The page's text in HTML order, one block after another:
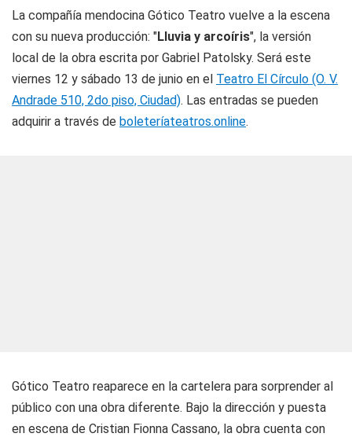
La compañía mendocina Gótico Teatro vuelve a la escena
con su nueva producción: "Lluvia y arcoíris", la versión
local de la obra escrita por Gabriel Patolsky. Será este
viernes 12 y sábado 13 de junio en el Teatro El Círculo (O. V.
Andrade 510, 2do piso, Ciudad). Las entradas se pueden
adquirir a través de boleteríateatros.online.
Gótico Teatro reaparece en la cartelera para sorprender al
público con una obra diferente. Bajo la dirección y puesta
en escena de Cristian Fionna Cassano, la obra cuenta con